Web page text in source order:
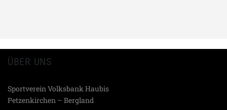
ÜBER UNS
Sportverein Volksbank Haubis
Petzenkirchen – Bergland